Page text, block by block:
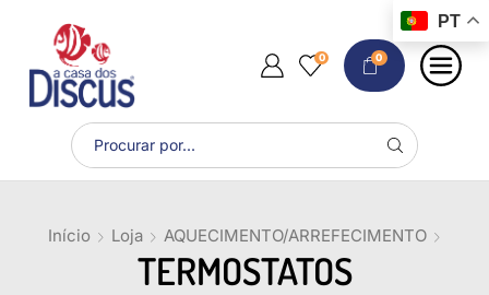
0 0
Início Loja AQUECIMENTO/ARREFECIMENTO
TERMOSTATOS
PT